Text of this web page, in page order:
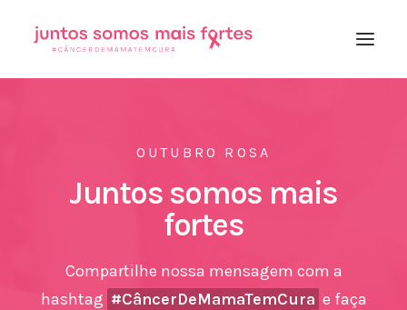
Sobre o movimento
OUTUBRO ROSA
Juntos somos mais
fortes
Compartilhe nossa mensagem com a
hashtag #CâncerDeMamaTemCura e faça